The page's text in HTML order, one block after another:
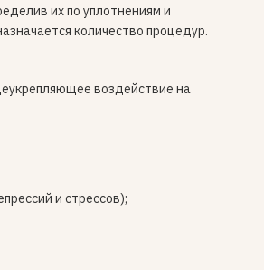
их по уплотнениям и
количество процедур.
воздействие на
и стрессов);